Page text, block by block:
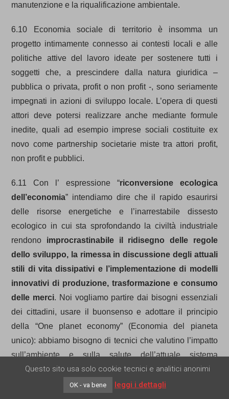
manutenzione e la riqualificazione ambientale.
6.10 Economia sociale di territorio è insomma un
progetto intimamente connesso ai contesti locali e alle
politiche attive del lavoro ideate per sostenere tutti i
soggetti che, a prescindere dalla natura giuridica –
pubblica o privata, profit o non profit -, sono seriamente
impegnati in azioni di sviluppo locale. L’opera di questi
attori deve potersi realizzare anche mediante formule
inedite, quali ad esempio imprese sociali costituite ex
novo come partnership societarie miste tra attori profit,
non profit e pubblici.
6.11 Con l’ espressione “riconversione ecologica
dell’economia” intendiamo dire che il rapido esaurirsi
delle risorse energetiche e l’inarrestabile dissesto
ecologico in cui sta sprofondando la civiltà industriale
rendono improcrastinabile il ridisegno delle regole
dello sviluppo, la rimessa in discussione degli attuali
stili di vita dissipativi e l’implementazione di modelli
innovativi di produzione, trasformazione e consumo
delle merci. Noi vogliamo partire dai bisogni essenziali
dei cittadini, usare il buonsenso e adottare il principio
della “One planet economy” (Economia del pianeta
unico): abbiamo bisogno di tecnici che valutino l’impatto
sull’ambiente e sulla salute dell’attuale sistema
industriale-produttivo ed elaborino strategie di
trasformazione per conciliare una volta per tutte lavoro,
Questo sito usa solo cookie tecnici e analitici anonimi
OK - va bene leggi i dettagli